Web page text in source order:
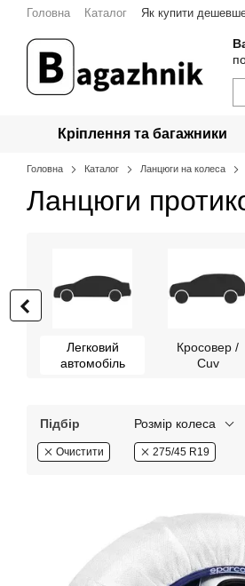
Перейти до основного контенту
Головна Каталог Як купити
Кріплення та багажники
Головна Каталог Ланцюги на колеса
Ланцюги
Легковий
автомобіль
Кросовер /
Cuv
Підбір
Очистити
Розмір колеса
275/45 R19